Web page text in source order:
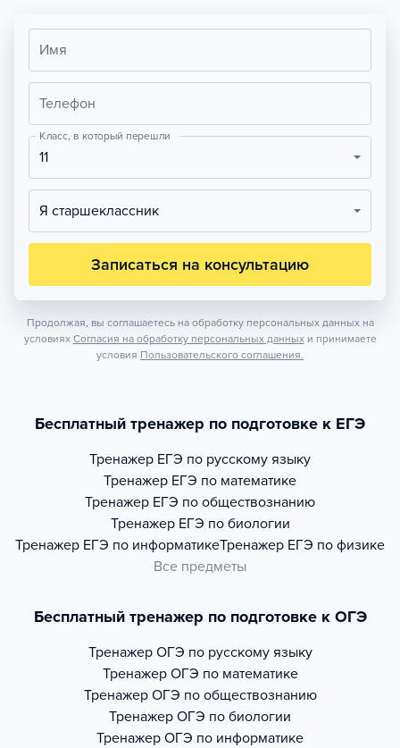
Имя
Телефон
Класс, в который перешли
11
Я старшеклассник
Записаться на консультацию
Продолжая, вы соглашаетесь на обработку персональных данных на
условиях Согласия на обработку персональных данных и принимаете
условия Пользовательского соглашения.
Бесплатный тренажер по подготовке к ЕГЭ
Тренажер ЕГЭ по русскому языку
Тренажер ЕГЭ по математике
Тренажер ЕГЭ по обществознанию
Тренажер ЕГЭ по биологии
Тренажер ЕГЭ по информатикеТренажер ЕГЭ по физике
Все предметы
Бесплатный тренажер по подготовке к ОГЭ
Тренажер ОГЭ по русскому языку
Тренажер ОГЭ по математике
Тренажер ОГЭ по обществознанию
Тренажер ОГЭ по биологии
Тренажер ОГЭ по информатике